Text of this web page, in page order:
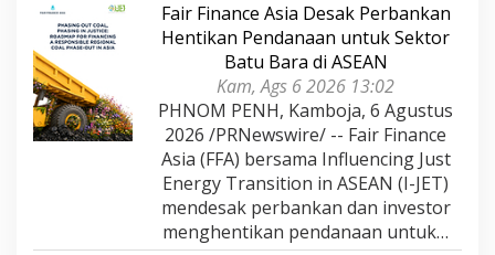
Fair Finance Asia Desak Perbankan
Hentikan Pendanaan untuk Sektor
Batu Bara di ASEAN
Kam, Ags 6 2026 13:02
PHNOM PENH, Kamboja, 6 Agustus
2026 /PRNewswire/ -- Fair Finance
Asia (FFA) bersama Influencing Just
Energy Transition in ASEAN (I-JET)
mendesak perbankan dan investor
menghentikan pendanaan untuk…